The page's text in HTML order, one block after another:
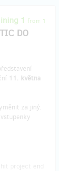
1 from 1
DO
11. května
za jiný.